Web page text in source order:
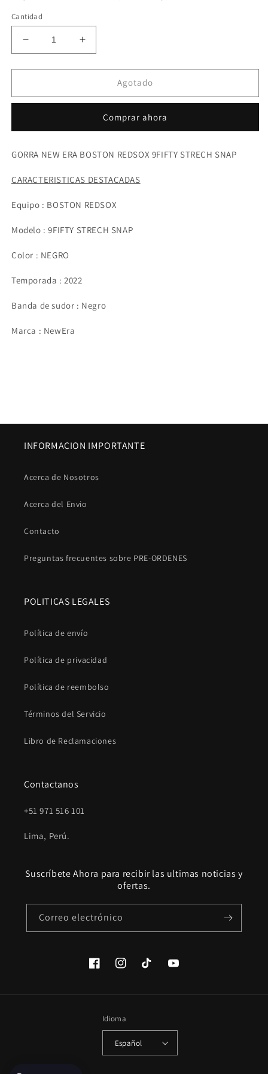
Cantidad
Reducir
cantidad
para
Era
Sox
strech
negro
Aumentar
cantidad
para
Era
Sox
strech
negro
Agotado
Comprar ahora
GORRA NEW ERA BOSTON REDSOX 9FIFTY STRECH SNAP
CARACTERISTICAS DESTACADAS
Equipo : BOSTON REDSOX
Modelo : 9FIFTY STRECH SNAP
Color : NEGRO
Temporada : 2022
Banda de sudor : Negro
Marca : NewEra
INFORMACION IMPORTANTE
Acerca de Nosotros
Acerca del Envio
Contacto
Preguntas frecuentes sobre PRE-ORDENES
POLITICAS LEGALES
Política de envío
Política de privacidad
Política de reembolso
Términos del Servicio
Libro de Reclamaciones
Contactanos
+51 971 516 101
Lima, Perú.
Suscríbete Ahora para recibir las ultimas noticias y
ofertas.
Correo electrónico
FacebookInstagramTikTok YouTube
Idioma
Español